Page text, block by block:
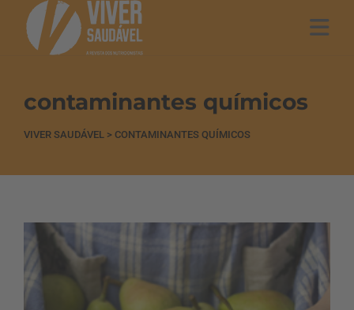
contaminantes químicos
VIVER SAUDÁVEL > CONTAMINANTES QUÍMICOS